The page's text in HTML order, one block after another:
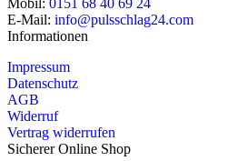
E-Mail: info@pulsschlag24.com
Informationen
Impressum
Datenschutz
AGB
Widerruf
Vertrag widerrufen
Sicherer Online Shop